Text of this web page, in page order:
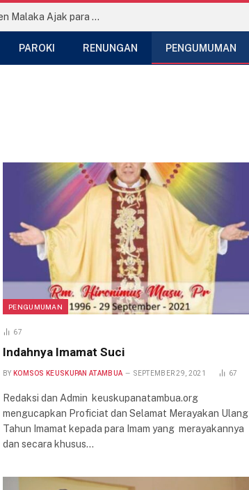
Temu Persaudaraan se-Dekenat Malaka, Deken Malaka Ajak para Imam Teladani Hati Santo Yohanes Maria Vianney
PAROKI RENUNGAN PENGUMUMAN
PENGUMUMAN
67
Indahnya Imamat Suci
BY KOMSOS KEUSKUPAN ATAMBUA SEPTEMBER 29, 2021 67
Redaksi dan Admin keuskupanatambua.org
mengucapkan Proficiat dan Selamat Merayakan Ulang
Tahun Imamat kepada para Imam yang merayakannya
dan secara khusus…